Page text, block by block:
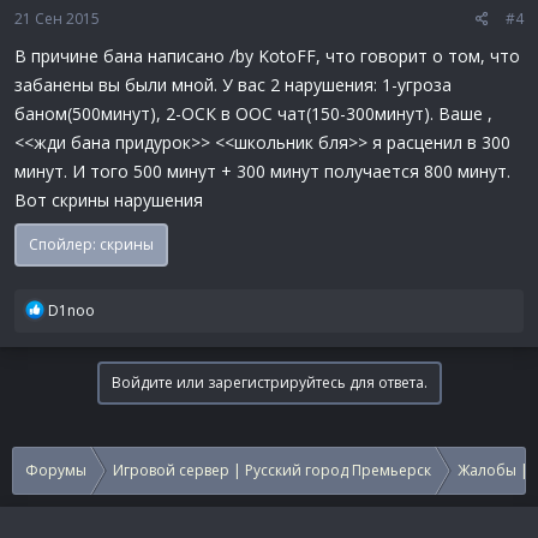
21 Сен 2015 #4
В причине бана написано /by KotoFF, что говорит о том, что
забанены вы были мной. У вас 2 нарушения: 1-угроза
баном(500минут), 2-ОСК в ООС чат(150-300минут). Ваше ,
<<жди бана придурок>> <<школьник бля>> я расценил в 300
минут. И того 500 минут + 300 минут получается 800 минут.
Вот скрины нарушения
Спойлер: скрины
Р
а
D1noo
Войдите или зарегистрируйтесь для ответа.
Форумы Игровой сервер | Русский город Премьерск Жалобы |